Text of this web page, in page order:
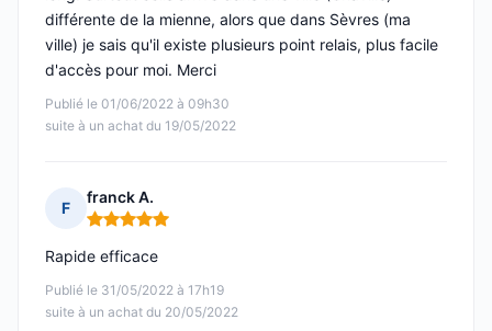
Publié le 01/06/2022 à 09h30
suite à un achat du 19/05/2022
différente de la mienne, alors que dans Sèvres (ma
ville) je sais qu'il existe plusieurs point relais, plus facile
d'accès pour moi. Merci
F
franck A.
Note : 5 sur 5
Publié le 31/05/2022 à 17h19
suite à un achat du 20/05/2022
Rapide efficace